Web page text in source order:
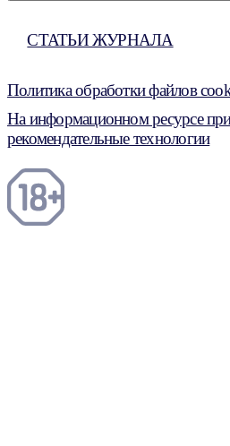
СТАТЬИ ЖУРНАЛА
Политика обработки файлов
На информационном ресурсе
рекомендательные технологии